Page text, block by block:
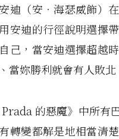
迪（安‧海瑟威飾）
安迪的行徑說明選擇
己，當安迪選擇超越
當妳勝利就會有人敗
的惡魔》中所有
轉變都解是地相當清